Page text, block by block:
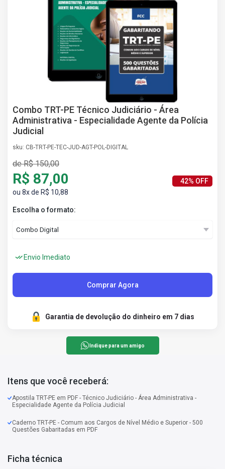
Combo TRT-PE Técnico Judiciário - Área
Administrativa - Especialidade Agente da Polícia
Judicial
sku: CB-TRT-PE-TEC-JUD-AGT-POL-DIGITAL
de R$ 150,00
R$ 87,00
ou 8x de R$ 10,88
42% OFF
Escolha o formato:
Envio Imediato
Comprar Agora
Garantia de devolução do dinheiro em 7 dias
Indique para um amigo
Itens que você receberá:
Apostila TRT-PE em PDF - Técnico Judiciário - Área Administrativa -
Especialidade Agente da Polícia Judicial
Caderno TRT-PE - Comum aos Cargos de Nível Médio e Superior - 500
Questões Gabaritadas em PDF
Ficha técnica